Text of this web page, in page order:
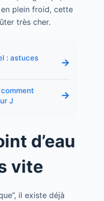
plein froid, cette
très cher.
: astuces
→
J
→
d’eau
vite
il existe déjà